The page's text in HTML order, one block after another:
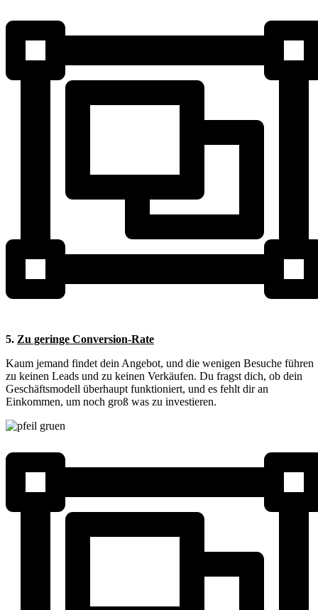
5. Zu geringe Conversion-Rate
Kaum jemand findet dein Angebot, und die wenigen Besuche führen
zu keinen Leads und zu keinen Verkäufen. Du fragst dich, ob dein
Geschäftsmodell überhaupt funktioniert, und es fehlt dir an
Einkommen, um noch groß was zu investieren.